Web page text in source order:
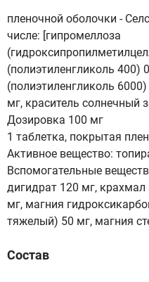
пленочной оболочки -
числе: [гипромеллоза
(полиэтиленгликоль 400)
(полиэтиленгликоль
мг, краситель солнечный
Дозировка 100 мг
1 таблетка, покрытая
Активное вещество:
Вспомогательные
дигидрат 120 мг,
мг, магния
тяжелый) 50 мг, магния
Состав